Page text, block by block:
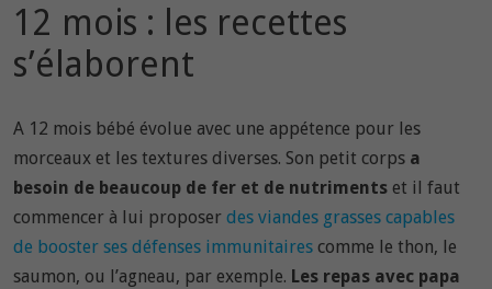
12 mois : les recettes
s’élaborent
A 12 mois bébé évolue avec une appétence pour les
morceaux et les textures diverses. Son petit corps a
besoin de beaucoup de fer et de nutriments et il faut
commencer à lui proposerdes viandes grasses capables
de booster ses défenses immunitaires comme le thon, le
saumon, ou l’agneau, par exemple. Les repas avec papa